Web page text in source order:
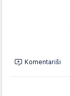
Komentariši